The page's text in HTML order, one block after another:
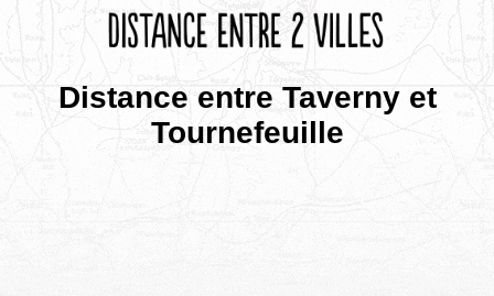
Distance entre Taverny et
Tournefeuille